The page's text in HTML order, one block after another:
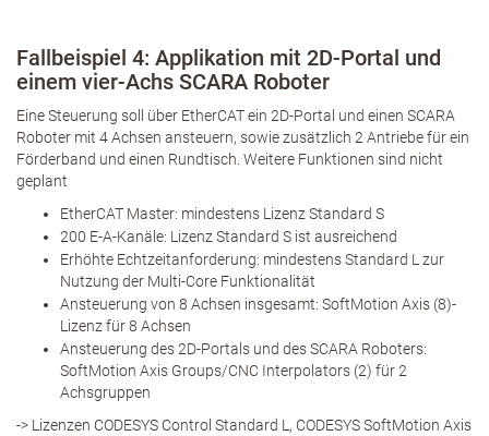
Fallbeispiel 4: Applikation mit 2D-Portal und
einem vier-Achs SCARA Roboter
Eine Steuerung soll über EtherCAT ein 2D-Portal und einen SCARA
Roboter mit 4 Achsen ansteuern, sowie zusätzlich 2 Antriebe für ein
Förderband und einen Rundtisch. Weitere Funktionen sind nicht
geplant
EtherCAT Master: mindestens Lizenz Standard S
200 E-A-Kanäle: Lizenz Standard S ist ausreichend
Erhöhte Echtzeitanforderung: mindestens Standard L zur
Nutzung der Multi-Core Funktionalität
Ansteuerung von 8 Achsen insgesamt: SoftMotion Axis (8)-
Lizenz für 8 Achsen
Ansteuerung des 2D-Portals und des SCARA Roboters:
SoftMotion Axis Groups/CNC Interpolators (2) für 2
Achsgruppen
-> Lizenzen CODESYS Control Standard L, CODESYS SoftMotion Axis